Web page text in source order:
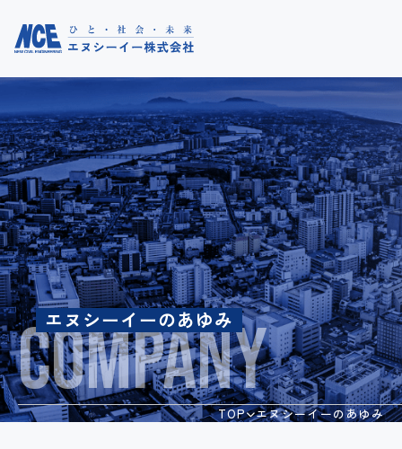
トップ
お知らせ
コラム
事業紹介
COMPANY
エヌシーイーのあゆみ
TOP エヌシーイーのあゆみ